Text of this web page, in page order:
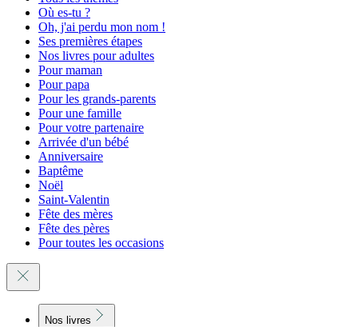
Où es-tu ?
Oh, j'ai perdu mon nom !
Ses premières étapes
Nos livres pour adultes
Pour maman
Pour papa
Pour les grands-parents
Pour une famille
Pour votre partenaire
Arrivée d'un bébé
Anniversaire
Baptême
Noël
Saint-Valentin
Fête des mères
Fête des pères
Pour toutes les occasions
Nos livres